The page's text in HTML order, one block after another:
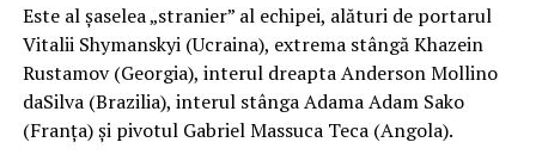
Este al șaselea „stranier” al echipei, alături de portarul
Vitalii Shymanskyi (Ucraina), extrema stângă Khazein
Rustamov (Georgia), interul dreapta Anderson Mollino
daSilva (Brazilia), interul stânga Adama Adam Sako
(Franța) și pivotul Gabriel Massuca Teca (Angola).